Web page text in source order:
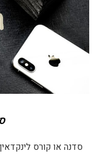
סדנה או קורס